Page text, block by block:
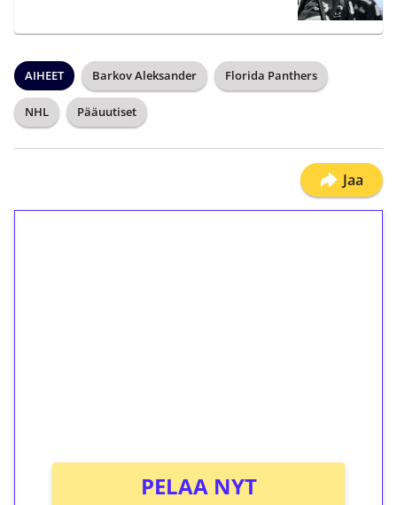
AIHEET Barkov Aleksander Florida Panthers
NHL Pääuutiset
Jaa
PELAA NYT